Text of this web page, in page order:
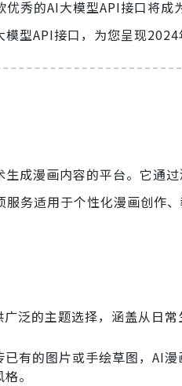
秀的AI大模型API接口将
型API接口，为您呈现2024
成漫画内容的平台。它通
务适用于个性化漫画创作
泛的主题选择，涵盖从日
有的图片或手绘草图，AI
。